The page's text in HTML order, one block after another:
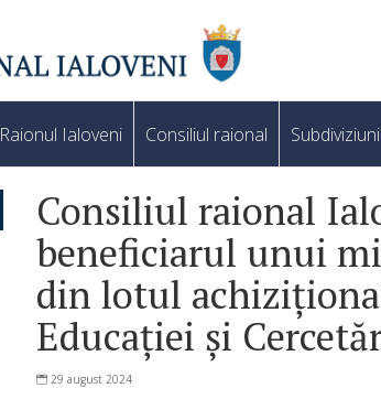
Raionul Ialoveni Consiliul raional
Consiliul raional
beneficiarul unui
din lotul
Educației și
29 august 2024